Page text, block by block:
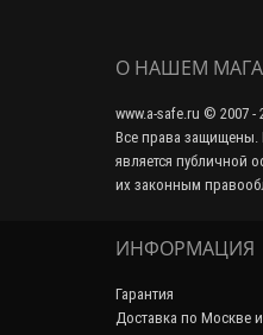
О НАШЕМ
www.a-safe.ru © 2007 -
Все права защищены.
является публичной
их законным
ИНФОРМАЦИЯ
Гарантия
Доставка по Москве